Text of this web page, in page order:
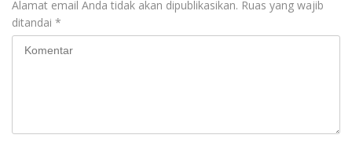
Alamat email Anda tidak akan dipublikasikan. Ruas yang wajib
ditandai *